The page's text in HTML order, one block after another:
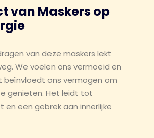
van Maskers op
van deze maskers lekt
We voelen ons vermoeid en
beïnvloedt ons vermogen om
genieten. Het leidt tot
en een gebrek aan innerlijke